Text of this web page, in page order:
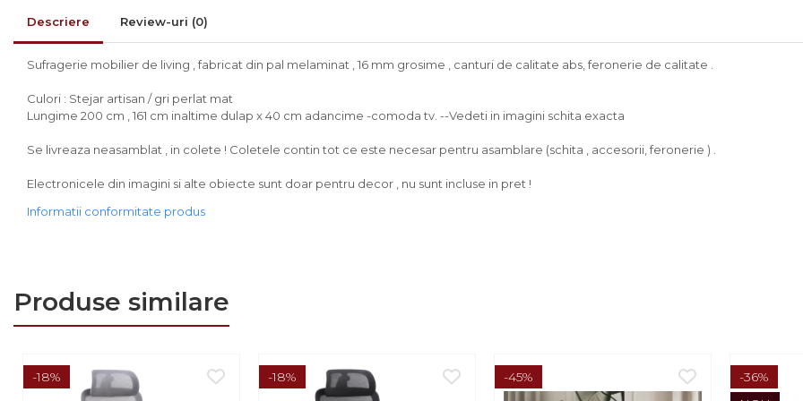
Comode lux-ultramoderne
Dulapuri haine si Sifoniere
Masute de toaleta
Noptiere dormitor
Paturi cu saltea
Paturi tapitate
complete
Descriere Review-uri (0)
Sufragerie mobilier de living , fabricat din pal melaminat , 16 mm grosime , canturi de calitate abs, feronerie de calitate .
Culori : Stejar artisan / gri perlat mat
Lungime 200 cm , 161 cm inaltime dulap x 40 cm adancime -comoda tv. --Vedeti in imagini schita exacta
Se livreaza neasamblat , in colete ! Coletele contin tot ce este necesar pentru asamblare (schita , accesorii, feronerie ) .
Electronicele din imagini si alte obiecte sunt doar pentru decor , nu sunt incluse in pret !
Informatii conformitate produs
Produse similare
-18% -18% -45%
-36%